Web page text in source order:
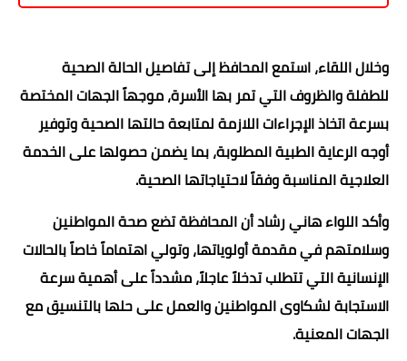
وخلال اللقاء، استمع المحافظ إلى تفاصيل الحالة الصحية
للطفلة والظروف التي تمر بها الأسرة، موجهاً الجهات المختصة
بسرعة اتخاذ الإجراءات اللازمة لمتابعة حالتها الصحية وتوفير
أوجه الرعاية الطبية المطلوبة، بما يضمن حصولها على الخدمة
العلاجية المناسبة وفقاً لاحتياجاتها الصحية.
وأكد اللواء هاني رشاد أن المحافظة تضع صحة المواطنين
وسلامتهم في مقدمة أولوياتها، وتولي اهتماماً خاصاً بالحالات
الإنسانية التي تتطلب تدخلاً عاجلاً، مشدداً على أهمية سرعة
الاستجابة لشكاوى المواطنين والعمل على حلها بالتنسيق مع
الجهات المعنية.